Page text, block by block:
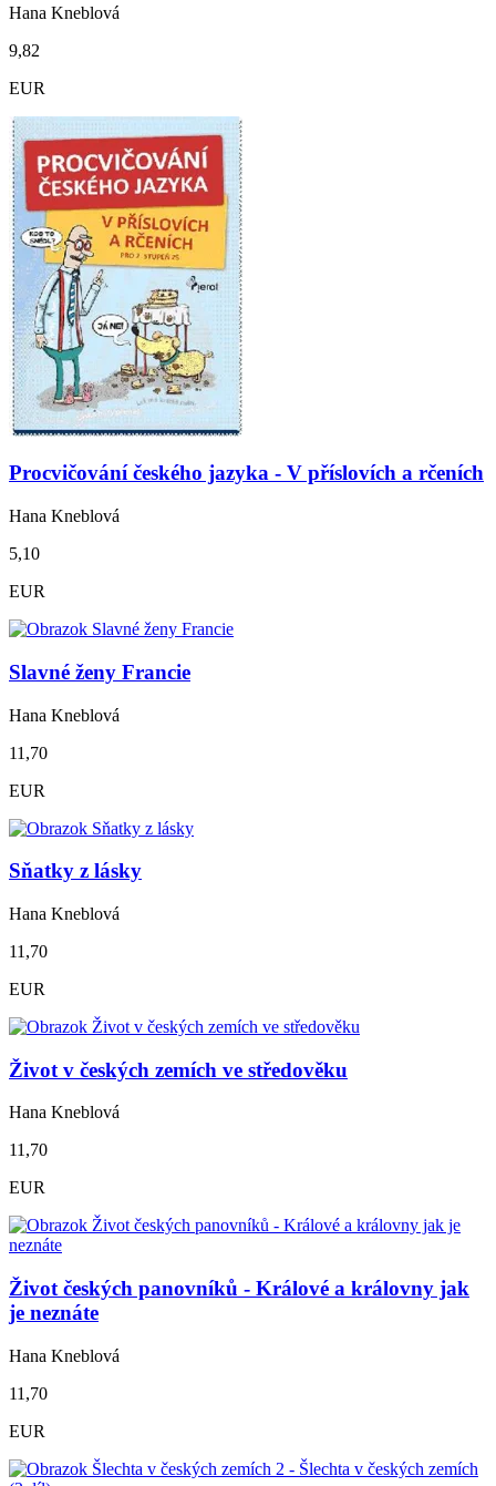
Hana Kneblová
9,82
EUR
Procvičování českého jazyka - V příslovích a rčeních
Hana Kneblová
5,10
EUR
Slavné ženy Francie
Hana Kneblová
11,70
EUR
Sňatky z lásky
Hana Kneblová
11,70
EUR
Život v českých zemích ve středověku
Hana Kneblová
11,70
EUR
Život českých panovníků - Králové a královny jak
je neznáte
Hana Kneblová
11,70
EUR